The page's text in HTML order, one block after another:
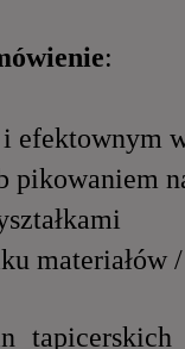
:
efektownym
pikowaniem
materiałów
tapicerskich